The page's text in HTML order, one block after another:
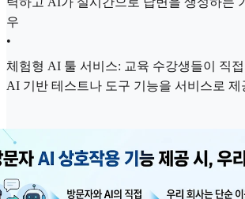
우
•
체험형 AI 툴 서비스: 교육 수강생들이 직
AI 기반 테스트나 도구 기능을 서비스로 제